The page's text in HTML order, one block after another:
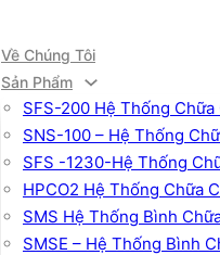
Về Chúng Tôi
Sản Phẩm
SFS-200 Hệ Thống
SNS-100 – Hệ Thống
SFS -1230-Hệ Thống
HPCO2 Hệ Thống Chữa
SMS Hệ Thống Bình
SMSE – Hệ Thống Bình